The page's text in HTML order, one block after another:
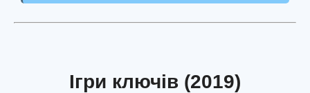
Ігри ключів (2019)